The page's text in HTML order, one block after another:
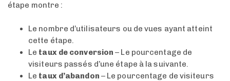
étape montre :
Le nombre d’utilisateurs ou de vues ayant atteint
cette étape.
Le taux de conversion – Le pourcentage de
visiteurs passés d’une étape à la suivante.
Le taux d’abandon – Le pourcentage de visiteurs